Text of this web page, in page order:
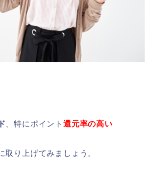
、特にポイント還元率の高い
取り上げてみましょう。